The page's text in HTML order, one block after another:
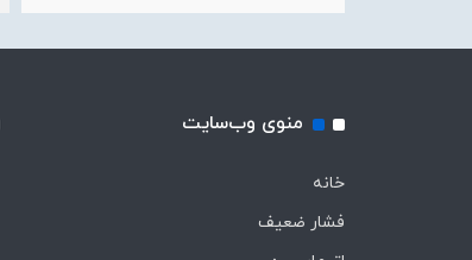
منوی وب‌سایت
خانه
فشار ضعیف